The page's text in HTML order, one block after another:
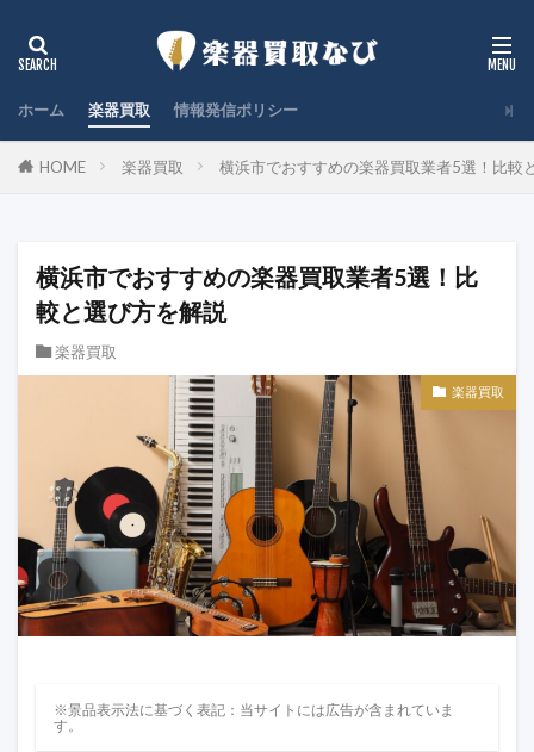
ホーム 楽器買取 情報発信ポリシー
HOME 楽器買取 横浜市でおすすめの楽器買取業者5選！比較
横浜市でおすすめの楽器買取業者5選！比
較と選び方を解説
楽器買取
楽器買取
※景品表示法に基づく表記：当サイトには広告が含まれていま
す。